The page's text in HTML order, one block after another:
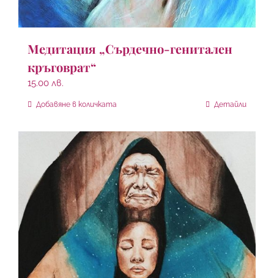
Медитация „Сърдечно-генитален
кръговрат“
15.00 лв.
Добавяне в количката Детайли